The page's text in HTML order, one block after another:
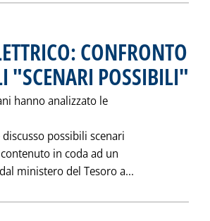
CONFRONTO
"SCENARI POSSIBILI" .
hanno analizzato le
possibili scenari
in coda ad un
ministero del Tesoro a... Leggi tutta la